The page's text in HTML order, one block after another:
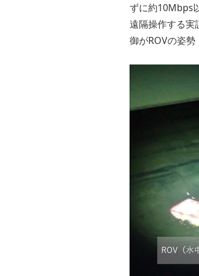
ずに約10Mbps
遠隔操作する実
御がROVの姿勢